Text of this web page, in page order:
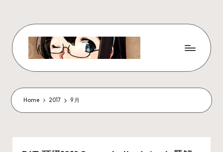
content
W
x
z
ui
r
Home 2017 9 月